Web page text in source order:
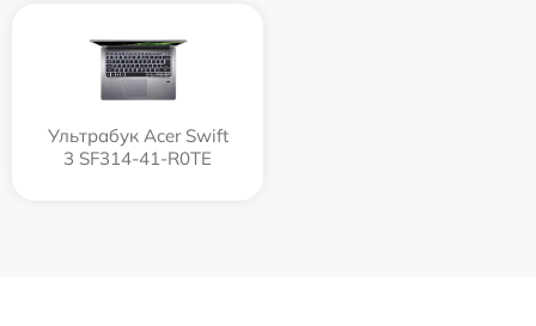
Ультрабук Acer Swift
3 SF314-41-R0TE